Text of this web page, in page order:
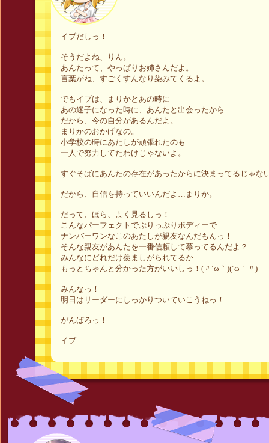
イブだしっ！
そうだよね、りん。
あんたって、やっぱりお姉さんだよ。
言葉がね、すごくすんなり染みてくるよ。
でもイブは、まりかとあの時に
あの迷子になった時に、あんたと出会ったから
だから、今の自分があるんだよ。
まりかのおかげなの。
小学校の時にあたしが頑張れたのも
一人で努力してたわけじゃないよ。
すぐそばにあんたの存在があったからに決まってるじゃな
だから、自信を持っていいんだよ…まりか。
だって、ほら、よく見るしっ！
こんなパーフェクトでぷりっぷりボディーで
ナンバーワンなこのあたしが親友なんだもんっ！
そんな親友があんたを一番信頼して慕ってるんだよ？
みんなにどれだけ羨ましがられてるか
もっとちゃんと分かった方がいいしっ！(〃´ω｀)(´ω｀〃)
みんなっ！
明日はリーダーにしっかりついていこうねっ！
がんばろっ！
イブ